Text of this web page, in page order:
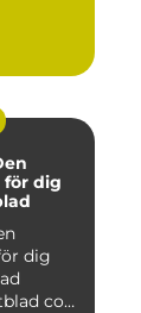
dig
dig
com